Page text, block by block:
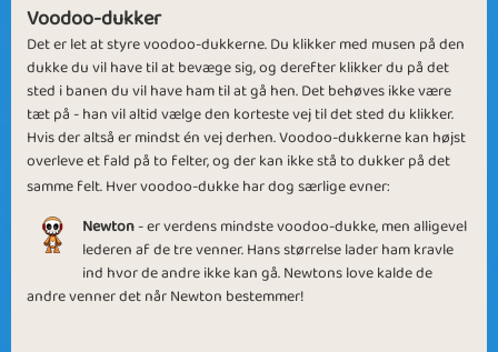
Needy Friends November Rain
Scary Stuff Holiday Voodoo
Voodoo-dukker
Det er let at styre voodoo-dukkerne. Du klikker med musen på den
dukke du vil have til at bevæge sig, og derefter klikker du på det
sted i banen du vil have ham til at gå hen. Det behøves ikke være
tæt på - han vil altid vælge den korteste vej til det sted du klikker.
Hvis der altså er mindst én vej derhen. Voodoo-dukkerne kan højst
overleve et fald på to felter, og der kan ikke stå to dukker på det
samme felt. Hver voodoo-dukke har dog særlige evner:
Newton- er verdens mindste voodoo-dukke, men alligevel
lederen af de tre venner. Hans størrelse lader ham kravle
ind hvor de andre ikke kan gå. Newtons love kalde de
andre venner det når Newton bestemmer!